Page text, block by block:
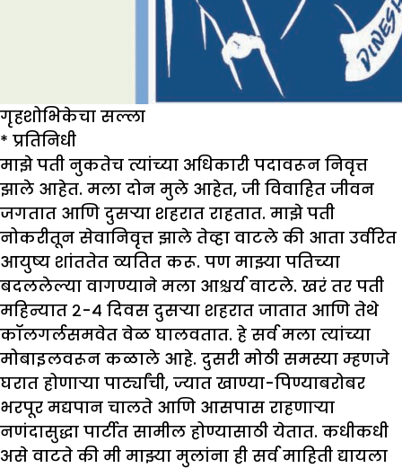
गृहशोभिकेचा सल्ला
* प्रतिनिधी
माझेपती नुकतेच त्यांच्या अधिकारी पदावरून निवृत्त
झाले आहेत. मला दोन मुले आहेत, जी विवाहित जीवन
जगतात आणि दुसऱ्या शहरात राहतात. माझेपती
नोकरीतून सेवानिवृत्त झाले तेव्हा वाटले की आता उर्वरित
आयुष्य शांततेत व्यतित करू. पण माझ् या पतिच्या
बदललेल्या वागण्याने मला आश्चर्य वाटले. खरं तर पती
महिन्यात २-४ दिवस दुसऱ्या शहरात जातात आणि तेथे
कॉलगर्लसमवेत वेळ घालवतात. हे सर्व मला त्यांच्या
मोबाइलवरून कळाले आहे. दुसरी मोठी समस्या म्हणजे
घरात होणाऱ्या पार्ट्यांची, ज्यात खाण्या-पिण्याबरोबर
भरपूर मद्यपान चालते आणि आसपास राहणाऱ्या
नणंदासुद्धा पार्टीत सामील होण्यासाठी येतात. कधीकधी
असे वाटते की मी माझ् या मुलांना ही सर्व माहिती द्यायला